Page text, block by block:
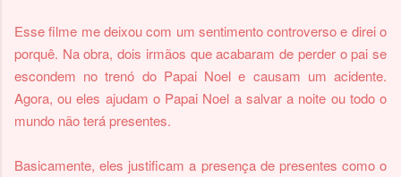
Esse filme me deixou com um sentimento controverso e direi o
porquê. Na obra, dois irmãos que acabaram de perder o pai se
escondem no trenó do Papai Noel e causam um acidente.
Agora, ou eles ajudam o Papai Noel a salvar a noite ou todo o
mundo não terá presentes.
Basicamente, eles justificam a presença de presentes como o